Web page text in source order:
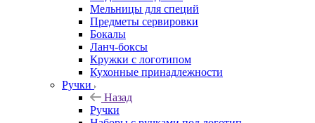
Мельницы для специй
Предметы сервировки
Бокалы
Ланч-боксы
Кружки с логотипом
Кухонные принадлежности
Ручки
Назад
Ручки